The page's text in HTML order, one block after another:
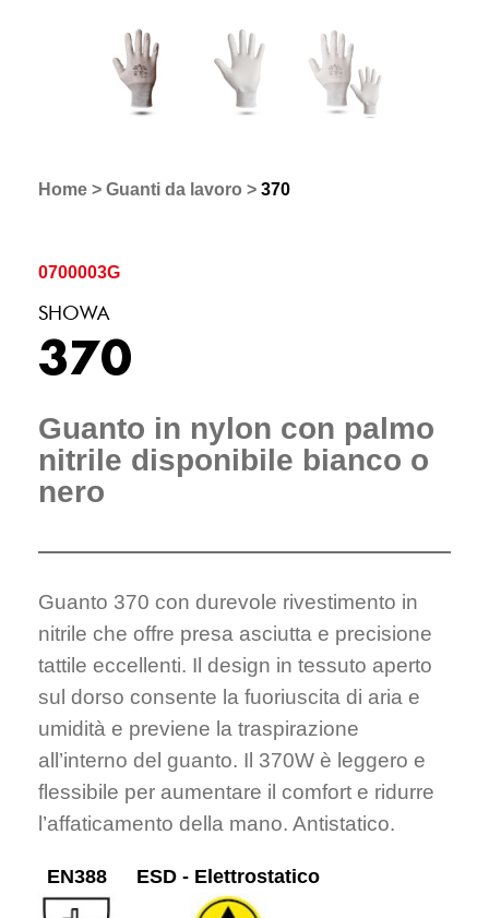
Home > Guanti da lavoro > 370
0700003G
SHOWA
370
Guanto in nylon con palmo
nitrile disponibile bianco o
nero
Guanto 370 con durevole rivestimento in
nitrile che offre presa asciutta e precisione
tattile eccellenti. Il design in tessuto aperto
sul dorso consente la fuoriuscita di aria e
umidità e previene la traspirazione
all’interno del guanto. Il 370W è leggero e
flessibile per aumentare il comfort e ridurre
l’affaticamento della mano. Antistatico.
EN388 ESD - Elettrostatico